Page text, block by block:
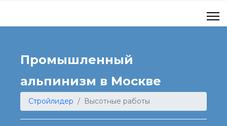
Промышленный
альпинизм в Москве
Стройлидер Высотные работы